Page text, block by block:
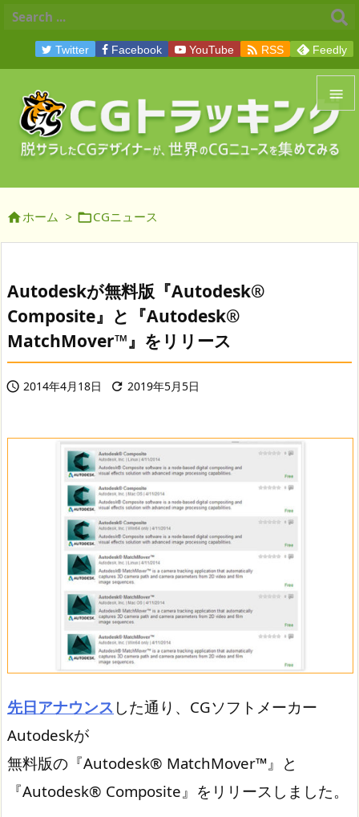


メニュ
前へ
Twitter Facebook YouTube  RSS Feedly
ホーム > CGニュース
Autodeskが無料版『Autodesk®
Composite』と『Autodesk®
MatchMover™』をリリース
 2014年4月18日  2019年5月5日
先日アナウンス した通り、CGソフトメーカー
Autodeskが
無料版の『Autodesk® MatchMover™』と
『Autodesk® Composite』をリリースしました。